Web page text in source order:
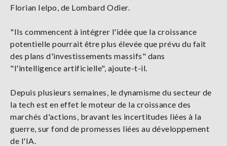
Florian Ielpo, de Lombard Odier.
"Ils commencent à intégrer l'idée que la croissance
potentielle pourrait être plus élevée que prévu du fait
des plans d'investissements massifs" dans
"l'intelligence artificielle", ajoute-t-il.
Depuis plusieurs semaines, le dynamisme du secteur de
la tech est en effet le moteur de la croissance des
marchés d'actions, bravant les incertitudes liées à la
guerre, sur fond de promesses liées au développement
de l'IA.